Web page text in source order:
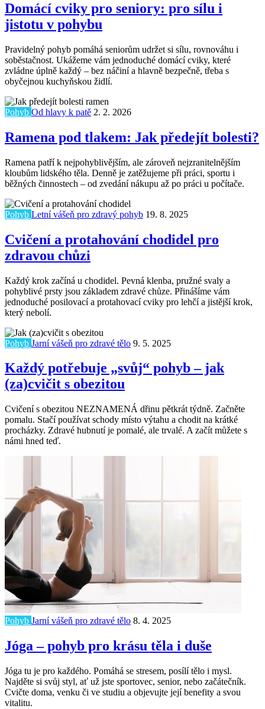
Domácí cviky pro seniory: pro sílu i
jistotu v pohybu
Pravidelný pohyb pomáhá seniorům udržet si sílu, rovnováhu i
soběstačnost. Ukážeme vám jednoduché domácí cviky, které
zvládne úplně každý – bez náčiní a hlavně bezpečně, třeba s
obyčejnou kuchyňskou židlí.
Pohyb Od hlavy k patě 2. 2. 2026
Ramena pod tlakem: Jak předejít bolesti?
Ramena patří k nejpohyblivějším, ale zároveň nejzranitelnějším
kloubům lidského těla. Denně je zatěžujeme při práci, sportu i
běžných činnostech – od zvedání nákupu až po práci u počítače.
Pohyb Letní vášeň pro zdravý pohyb 19. 8. 2025
Cvičení a protahování chodidel pro
zdravou chůzi
Každý krok začíná u chodidel. Pevná klenba, pružné svaly a
pohyblivé prsty jsou základem zdravé chůze. Přinášíme vám
jednoduché posilovací a protahovací cviky pro lehčí a jistější krok,
který nebolí.
Pohyb Jarní vášeň pro zdravé tělo 9. 5. 2025
Každý potřebuje „svůj“ pohyb – jak
(za)cvičit s obezitou
Cvičení s obezitou NEZNAMENÁ dřinu pětkrát týdně. Začněte
pomalu. Stačí používat schody místo výtahu a chodit na krátké
procházky. Zdravé hubnutí je pomalé, ale trvalé. A začít můžete s
námi hned teď.
Pohyb Jarní vášeň pro zdravé tělo 8. 4. 2025
Jóga – pohyb pro krásu těla i duše
Jóga tu je pro každého. Pomáhá se stresem, posílí tělo i mysl.
Najděte si svůj styl, ať už jste sportovec, senior, nebo začátečník.
Cvičte doma, venku či ve studiu a objevujte její benefity a svou
vitalitu.